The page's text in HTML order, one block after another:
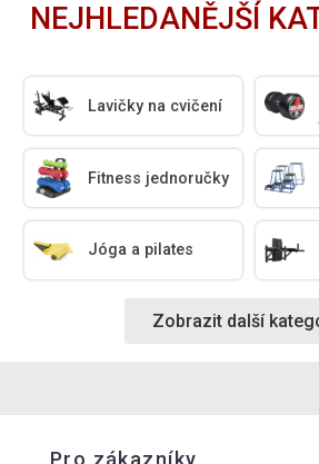
NEJHLEDANĚJŠÍ
Lavičky na cvičení
Fitness jednoručky
Jóga a pilates
Zobrazit další
Pro zákazníky